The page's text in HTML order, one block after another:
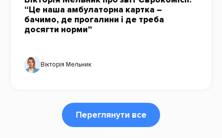
“Це наша амбулаторна картка –
бачимо, де прогалини і де треба
досягти норми”
Вікторія Мельник
Переглянути все